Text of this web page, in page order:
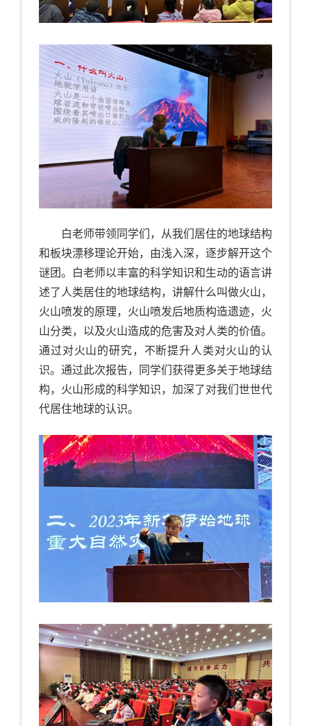
白老师带领同学们，从我们居住的地球结构
和板块漂移理论开始，由浅入深，逐步解开这个
谜团。白老师以丰富的科学知识和生动的语言讲
述了人类居住的地球结构，讲解什么叫做火山，
火山喷发的原理，火山喷发后地质构造遗迹，火
山分类，以及火山造成的危害及对人类的价值。
通过对火山的研究，不断提升人类对火山的认
识。通过此次报告，同学们获得更多关于地球结
构，火山形成的科学知识，加深了对我们世世代
代居住地球的认识。